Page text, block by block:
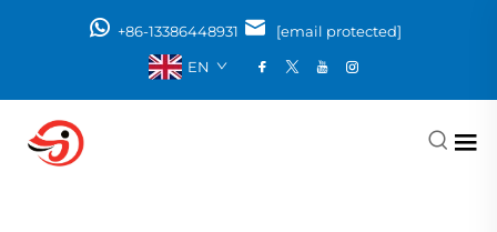
+86-13386448931
[email protected]
EN